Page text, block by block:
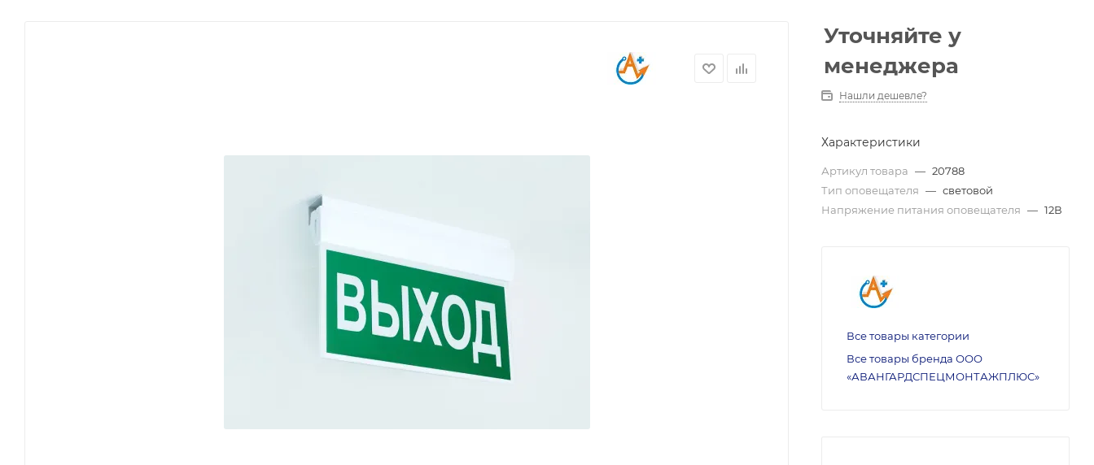
Уточняйте у
менеджера
Нашли дешевле?
Характеристики
Артикул товара — 20788
Тип оповещателя — световой
Напряжение питания оповещателя — 12В
Все товары категории
Все товары бренда ООО
«АВАНГАРДСПЕЦМОНТАЖПЛЮС»